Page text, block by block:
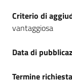
Seguici
su
Criterio di
vantaggiosa
Data di
Termine